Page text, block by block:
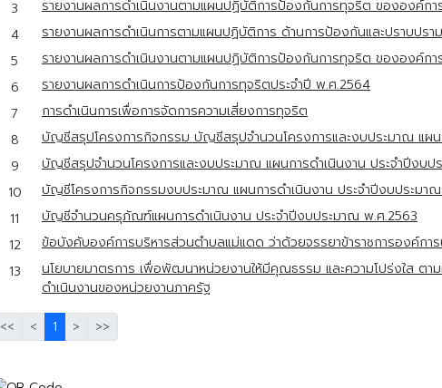
3
รายงานผลการดำเนินงานตามแผนปฏิบัติการป้องกันการทุจริต ขององค์ก
4
รายงานผลการดำเนินการตามแผนปฏิบัติการ ด้านการป้องกันและปราบปร
5
รายงานผลการดำเนินงานตามแผนปฏิบัติการป้องกันการทุจริต ขององค์ก
6
รายงานผลการดำเนินการป้องกันการทุจริตประจำปี พ.ศ.2564
7
การดำเนินการเพื่อการจัดการความเสี่ยงการทุจริต
8
บัญชีสรุปโครงการกิจกรรม บัญชีสรุปจำนวนโครงการและงบประมาณ แผ
9
บัญชีสรุปจำนวนโครงการและงบประมาณ แผนการดำเนินงาน ประจำปีงบ
10
บัญชีโครงการกิจกรรมงบประมาณ แผนการดำเนินงาน ประจำปีงบประมา
11
บัญชีจำนวนครุภัณฑ์แผนการดำเนินงาน ประจำปีงบประมาณ พ.ศ.2563
12
ข้อบังคับองค์การบริหารส่วนตำบลแม่แดด ว่าด้วยจรรยาข้าราชการองค์กา
13
นโยบายมาตรการ เพื่อพัฒนาหน่วยงานให้มีคุณธรรม และความโปร่งใส ตาม
ดำเนินงานของหน่วยงานภาครัฐ
<< < 1 > >>